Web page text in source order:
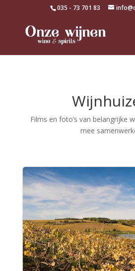
035 - 73 701 83
Films en foto’s van belangrijke
mee